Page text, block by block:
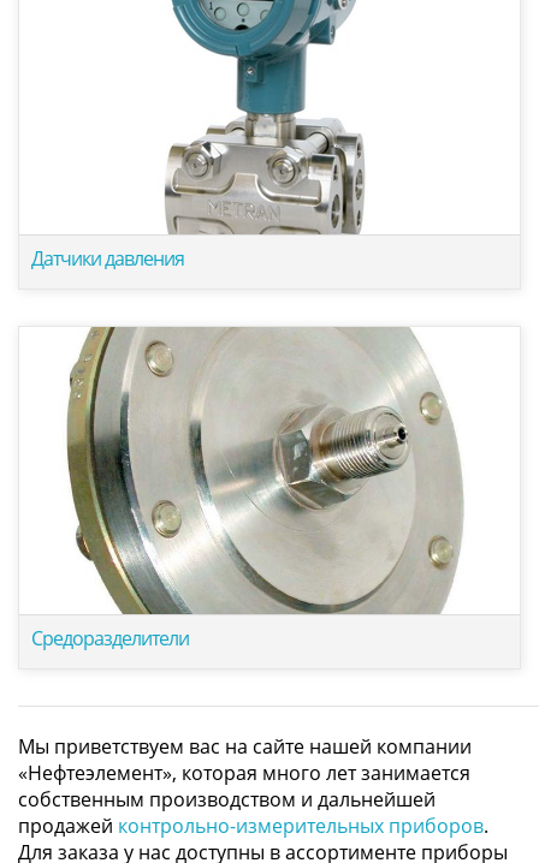
Датчики давления
Средоразделители
Мы приветствуем вас на сайте нашей компании
«Нефтеэлемент», которая много лет занимается
собственным производством и дальнейшей
продажей контрольно-измерительных приборов.
Для заказа у нас доступны в ассортименте приборы